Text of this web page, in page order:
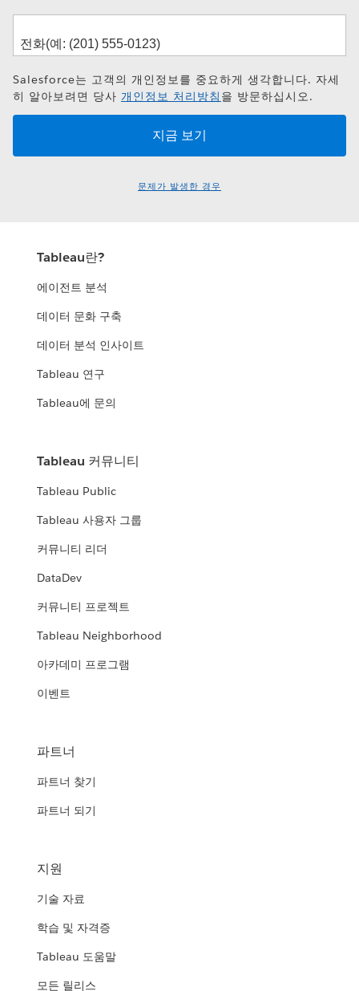
Salesforce는 고객의 개인정보를 중요하게 생각합니다. 자세
히 알아보려면 당사 개인정보 처리방침 을 방문하십시오.
문제가 발생한 경우
Tableau란?
에이전트 분석
데이터 문화 구축
데이터 분석 인사이트
Tableau 연구
Tableau에 문의
Tableau 커뮤니티
Tableau Public
Tableau 사용자 그룹
커뮤니티 리더
DataDev
커뮤니티 프로젝트
Tableau Neighborhood
아카데미 프로그램
이벤트
파트너
파트너 찾기
파트너 되기
지원
기술 자료
학습 및 자격증
Tableau 도움말
모든 릴리스